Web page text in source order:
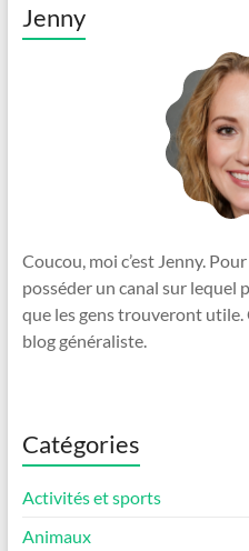
Jenny
Coucou, moi c’est Jenny.
posséder un canal sur lequel
que les gens trouveront utile.
blog généraliste.
Catégories
Activités et sports
Animaux